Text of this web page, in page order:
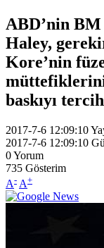
ABD’nin
Haley,
Kore’nin
müttefiklerini
baskıyı
2017-7-6 12:09:10
2017-7-6 12:09:10
0Yorum
735 Gösterim
A- A+